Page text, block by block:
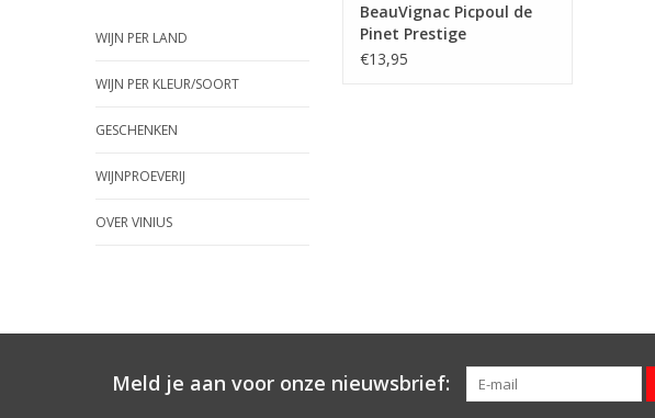
WIJN PER LAND
WIJN PER KLEUR/SOORT
GESCHENKEN
WIJNPROEVERIJ
OVER VINIUS
BeauVignac Picpoul de
Pinet Prestige
€13,95
Meld je aan voor onze nieuwsbrief: